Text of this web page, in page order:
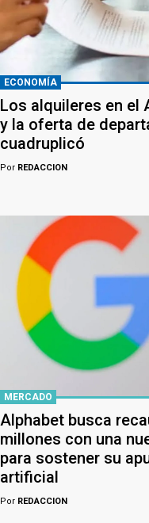
ECONOMÍA
Los alquileres en el
y la oferta de
cuadruplicó
Por REDACCION
MERCADO
Alphabet busca
millones con una
para sostener su
artificial
Por REDACCION